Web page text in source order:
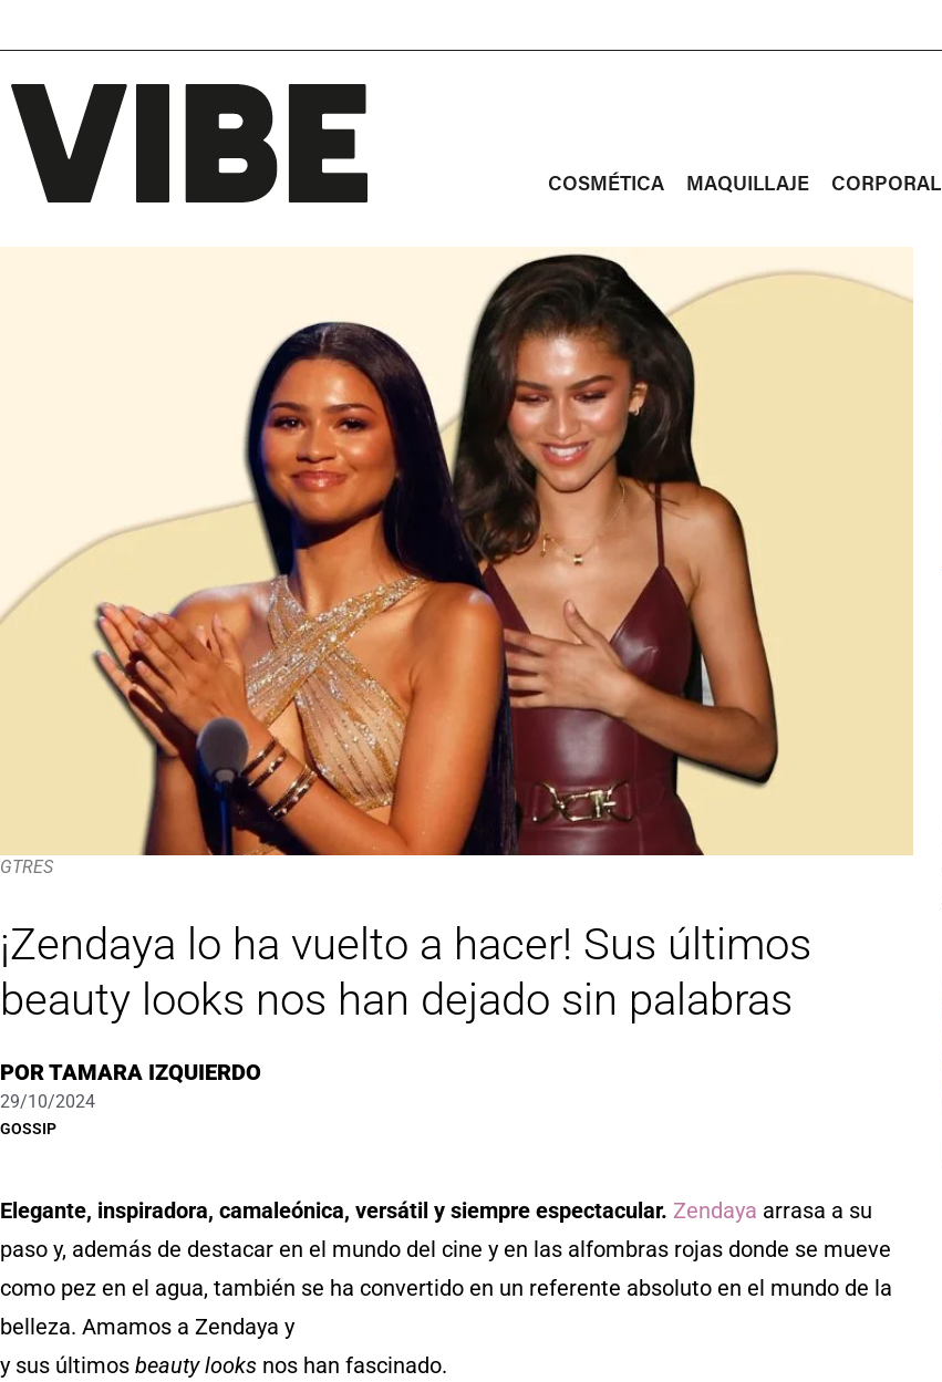
COSMÉTICA MAQUILLAJE CORPORAL
GTRES
¡Zendaya lo ha vuelto a hacer! Sus últimos
beauty looks nos han dejado sin palabras
PORTAMARA IZQUIERDO
29/10/2024
GOSSIP
Elegante, inspiradora, camaleónica, versátil y siempre espectacular. Zendaya arrasa a su
paso y, además de destacar en el mundo del cine y en las alfombras rojas donde se mueve
como pez en el agua, también se ha convertido en un referente absoluto en el mundo de la
belleza. Amamos a Zendaya y
y sus últimos beauty looks nos han fascinado.